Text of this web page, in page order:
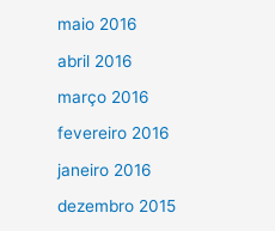
maio 2016
abril 2016
março 2016
fevereiro 2016
janeiro 2016
dezembro 2015